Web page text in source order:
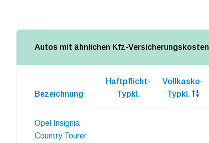
Autos mit ähnlichen Kfz-Versicherungskosten
Bezeichnung
Haftpflicht-
Typkl.
Vollkasko-
Typkl.
Opel Insignia
Country Tourer